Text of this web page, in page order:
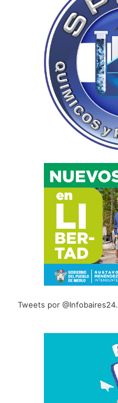
Tweets por @Infobaires24.